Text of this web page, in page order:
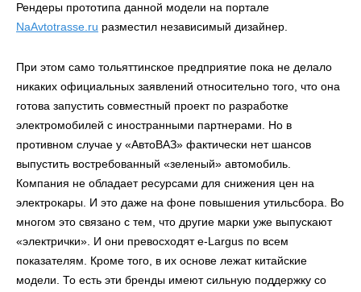
Рендеры прототипа данной модели на портале
NaAvtotrasse.ru разместил независимый дизайнер.
При этом само тольяттинское предприятие пока не делало
никаких официальных заявлений относительно того, что она
готова запустить совместный проект по разработке
электромобилей с иностранными партнерами. Но в
противном случае у «АвтоВАЗ» фактически нет шансов
выпустить востребованный «зеленый» автомобиль.
Компания не обладает ресурсами для снижения цен на
электрокары. И это даже на фоне повышения утильсбора. Во
многом это связано с тем, что другие марки уже выпускают
«электрички». И они превосходят e-Largus по всем
показателям. Кроме того, в их основе лежат китайские
модели. То есть эти бренды имеют сильную поддержку со